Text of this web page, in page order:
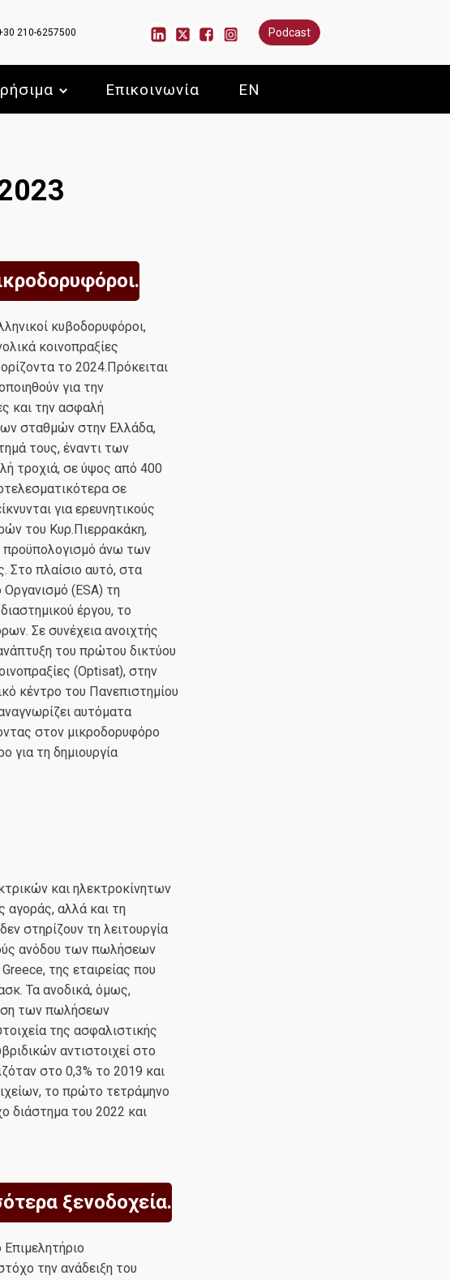
210-6257500 Podcast
Επικοινωνία EN
κυβοδορυφόροι,
κοινοπραξίες
το 2024.Πρόκειται
για την
και την ασφαλή
σταθμών στην Ελλάδα,
τους, έναντι των
τροχιά, σε ύψος από 400
σε
για ερευνητικούς
του Κυρ.Πιερρακάκη,
προϋπολογισμό άνω των
Στο πλαίσιο αυτό, στα
(ESA) τη
έργου, το
Σε συνέχεια ανοιχτής
του πρώτου δικτύου
(Optisat), στην
κέντρο του Πανεπιστημίου
αυτόματα
στον μικροδορυφόρο
για τη δημιουργία
και ηλεκτροκίνητων
αγοράς, αλλά και τη
στηρίζουν τη λειτουργία
ανόδου των πωλήσεων
της εταιρείας που
Τα ανοδικά, όμως,
των πωλήσεων
της ασφαλιστικής
αντιστοιχεί στο
στο 0,3% το 2019 και
το πρώτο τετράμηνο
διάστημα του 2022 και
ξενοδοχεία.
την ανάδειξη του